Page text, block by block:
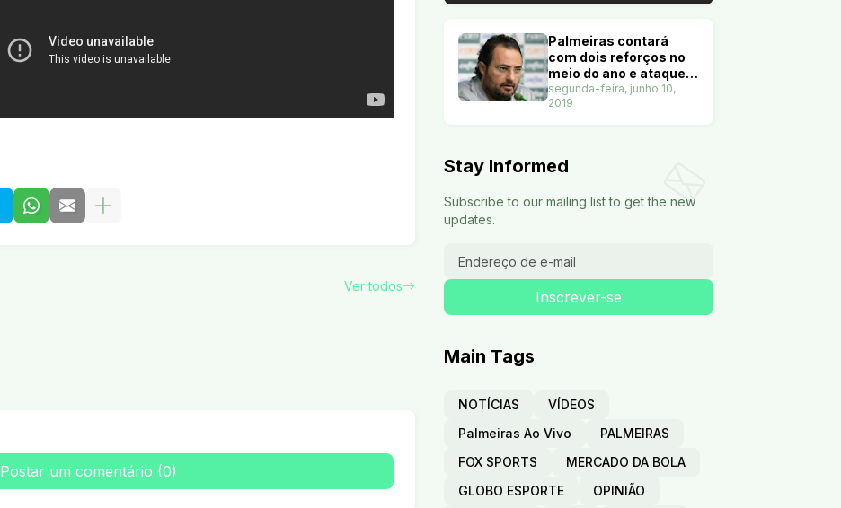
Ver todos
Postar um comentário (0)
Palmeiras contará
com dois reforços no
meio do ano e ataque
terá nove opções. Veja
segunda-feira, junho 10,
2019
Stay Informed
Subscribe to our mailing list to get the new
updates.
Main Tags
NOTÍCIAS
VÍDEOS
Palmeiras Ao Vivo
PALMEIRAS
FOX SPORTS
MERCADO DA BOLA
GLOBO ESPORTE
OPINIÃO